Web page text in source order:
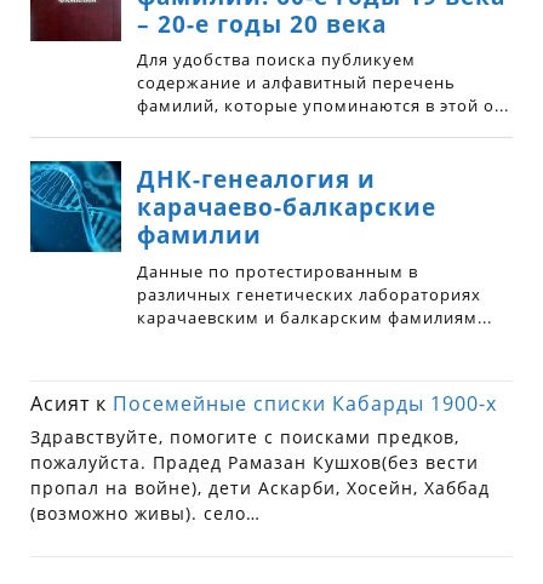
Асият к Посемейные списки Кабарды 1900-х
Здравствуйте, помогите с поисками предков,
пожалуйста. Прадед Рамазан Кушхов(без вести
пропал на войне), дети Аскарби, Хосейн, Хаббад
(возможно живы). село…